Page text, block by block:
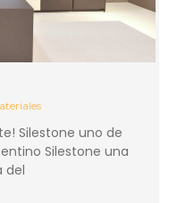
Silestone uno de
Silestone una
del